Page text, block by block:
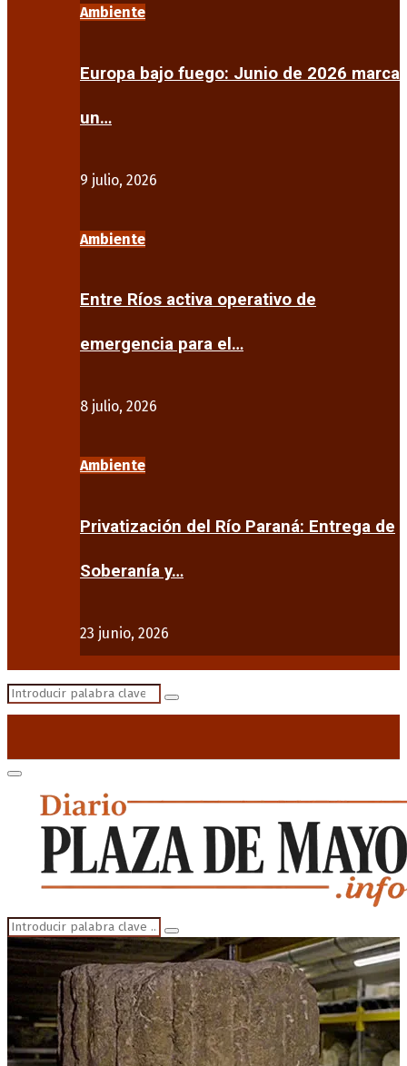
Ambiente
Europa bajo fuego: Junio de 2026 marca
un…
9 julio, 2026
Ambiente
Entre Ríos activa operativo de
emergencia para el…
8 julio, 2026
Ambiente
Privatización del Río Paraná: Entrega de
Soberanía y…
23 junio, 2026
Search
Search
Primary
Menu
Search
for:
Search